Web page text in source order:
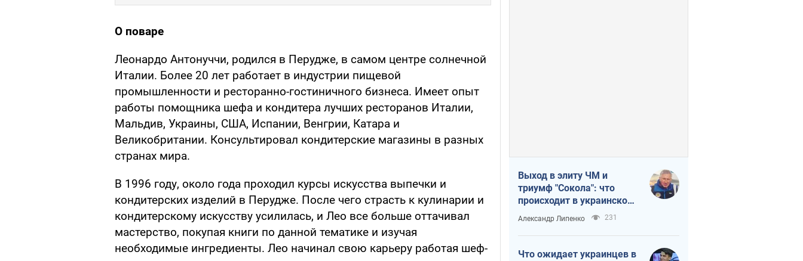
О поваре
Леонардо Антонуччи, родился в Перудже, в самом центре солнечной
Италии. Более 20 лет работает в индустрии пищевой
промышленности и ресторанно-гостиничного бизнеса. Имеет опыт
работы помощника шефа и кондитера лучших ресторанов Италии,
Мальдив, Украины, США, Испании, Венгрии, Катара и
Великобритании. Консультировал кондитерские магазины в разных
странах мира.
В 1996 году, около года проходил курсы искусства выпечки и
кондитерских изделий в Перудже. После чего страсть к кулинарии и
кондитерскому искусству усилилась, и Лео все больше оттачивал
мастерство, покупая книги по данной тематике и изучая
необходимые ингредиенты. Лео начинал свою карьеру работая шеф-
Выход в элиту ЧМ и
триумф "Сокола": что
происходит в украинском
хоккее
Александр Липенко 231
Что ожидает украинцев в